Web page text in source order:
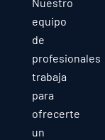
equipo
de
profesionales
trabaja
para
ofrecerte
un